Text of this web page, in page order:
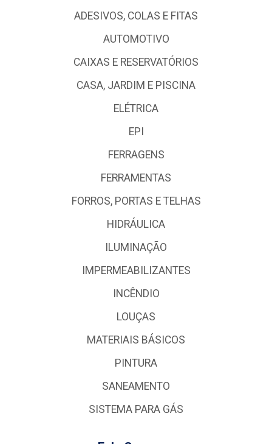
ADESIVOS, COLAS E FITAS
AUTOMOTIVO
CAIXAS E RESERVATÓRIOS
CASA, JARDIM E PISCINA
ELÉTRICA
EPI
FERRAGENS
FERRAMENTAS
FORROS, PORTAS E TELHAS
HIDRÁULICA
ILUMINAÇÃO
IMPERMEABILIZANTES
INCÊNDIO
LOUÇAS
MATERIAIS BÁSICOS
PINTURA
SANEAMENTO
SISTEMA PARA GÁS